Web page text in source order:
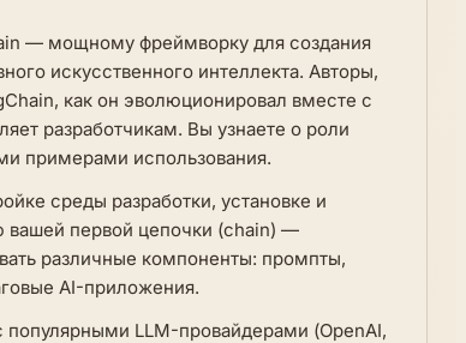
— мощному фреймворку для создания
искусственного интеллекта. Авторы,
как он эволюционировал вместе с
разработчикам. Вы узнаете о роли
примерами использования.
среды разработки, установке и
вашей первой цепочки (chain) —
различные компоненты: промпты,
AI-приложения.
популярными LLM-провайдерами (OpenAI,